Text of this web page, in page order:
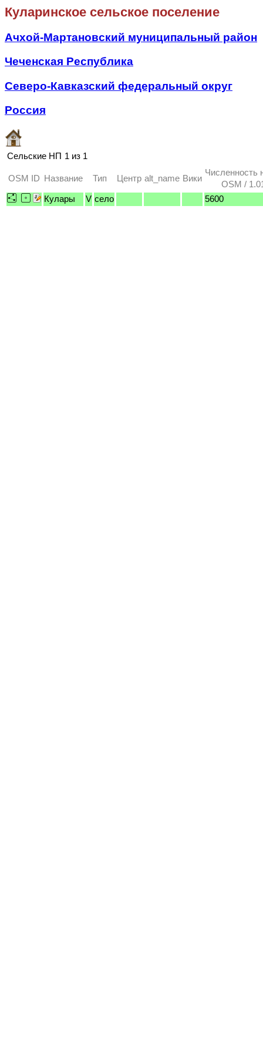
Куларинское сельское поселение
Ачхой-Мартановский муниципальный район
Чеченская Республика
Северо-Кавказский федеральный округ
Россия
Сельские НП 1 из 1
OSM ID Название Тип Центр alt_name Вики
Численность
OSM /
Кулары
V село 5600